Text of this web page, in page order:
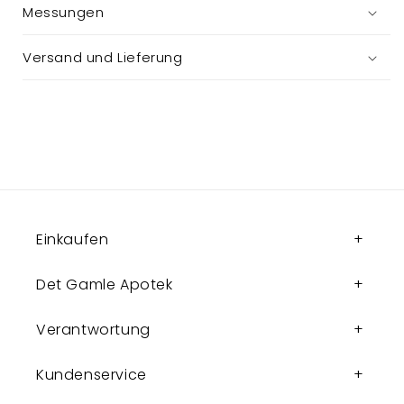
Messungen
Versand und Lieferung
Einkaufen
Det Gamle Apotek
Verantwortung
Kundenservice